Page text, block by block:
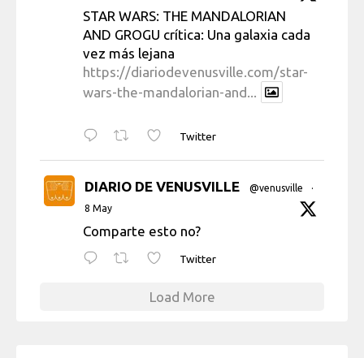
STAR WARS: THE MANDALORIAN
AND GROGU crítica: Una galaxia cada
vez más lejana
https://diariodevenusville.com/star-
wars-the-mandalorian-and...
Twitter
DIARIO DE VENUSVILLE @venusville
·
8 May
Comparte esto no?
Twitter
Load More